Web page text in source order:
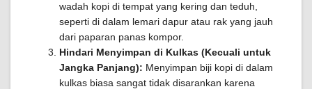
wadah kopi di tempat yang kering dan teduh,
seperti di dalam lemari dapur atau rak yang jauh
dari paparan panas kompor.
Hindari Menyimpan di Kulkas (Kecuali untuk
Jangka Panjang): Menyimpan biji kopi di dalam
kulkas biasa sangat tidak disarankan karena